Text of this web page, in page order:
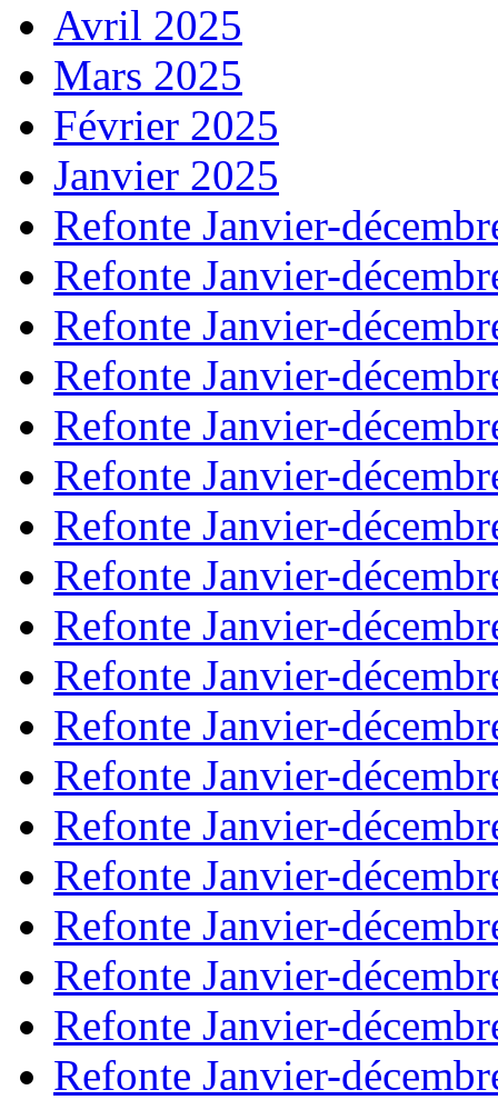
Avril 2025
Mars 2025
Février 2025
Janvier 2025
Refonte Janvier-
Refonte Janvier-
Refonte Janvier-
Refonte Janvier-
Refonte Janvier-
Refonte Janvier-
Refonte Janvier-
Refonte Janvier-
Refonte Janvier-
Refonte Janvier-
Refonte Janvier-
Refonte Janvier-
Refonte Janvier-
Refonte Janvier-
Refonte Janvier-
Refonte Janvier-
Refonte Janvier-
Refonte Janvier-